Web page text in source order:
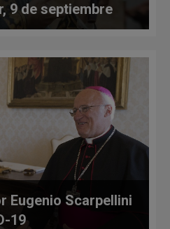
9 de septiembre
Eugenio Scarpellini
19